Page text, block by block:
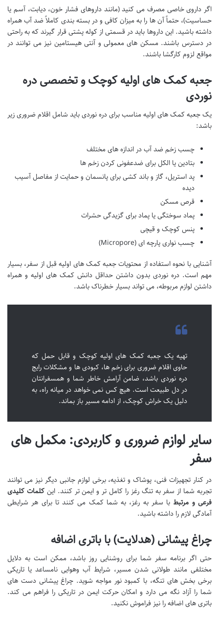
اگر داروی خاصی مصرف می کنید (مانند داروهای فشار خون، دیابت، آسم یا
حساسیت)، حتماً آن ها را به میزان کافی و در بسته بندی کاملاً ضد آب همراه
داشته باشید. این داروها باید در قسمتی از کوله پشتی قرار گیرند که به راحتی
در دسترس باشند. مسکن های معمولی و آنتی هیستامین نیز می توانند در
مواقع لزوم کارگشا باشند.
جعبه کمک های اولیه کوچک و تخصصی دره
نوردی
یک جعبه کمک های اولیه مناسب برای دره نوردی باید شامل اقلام ضروری زیر
باشد:
چسب زخم ضد آب در اندازه های مختلف
بتادین یا الکل برای ضدعفونی کردن زخم ها
پد استریل، گاز و باند کشی برای پانسمان و حمایت از مفاصل آسیب
دیده
قرص مسکن
پماد سوختگی یا پماد برای گزیدگی حشرات
پنس کوچک و قیچی
چسب نواری پارچه ای (Micropore)
آشنایی با نحوه استفاده از محتویات جعبه کمک های اولیه قبل از سفر، بسیار
مهم است. دره نوردی بدون داشتن حداقل دانش کمک های اولیه و همراه
داشتن لوازم مربوطه، می تواند بسیار خطرناک باشد.
تهیه یک جعبه کمک های اولیه کوچک و قابل حمل که
حاوی اقلام ضروری برای زخم ها، کبودی ها و مشکلات رایج
دره نوردی باشد، ضامن آرامش خاطر شما و همسفرانتان
در دل طبیعت است. هیچ کس نمی خواهد در میانه راه، به
دلیل یک خراش کوچک، از ادامه مسیر باز بماند.
سایر لوازم ضروری و کاربردی: مکمل های
سفر
در کنار تجهیزات فنی، پوشاک و تغذیه، برخی لوازم جانبی دیگر نیز می توانند
تجربه شما از سفر به تنگ رغز را کامل تر و ایمن تر کنند. اینکلمات کلیدی
فرعی و مرتبطبا سفر به رغز، به شما کمک می کنند تا برای هر شرایطی
آمادگی لازم را داشته باشید.
چراغ پیشانی (هدلایت) با باتری اضافه
حتی اگر برنامه سفر شما برای روشنایی روز باشد، ممکن است به دلایل
مختلفی مانند طولانی شدن مسیر، شرایط آب وهوایی نامساعد یا تاریکی
برخی بخش های تنگه، با کمبود نور مواجه شوید. چراغ پیشانی دست های
شما را آزاد نگه می دارد و امکان حرکت ایمن در تاریکی را فراهم می کند.
باتری های اضافه را نیز فراموش نکنید.